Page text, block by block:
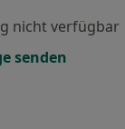
nicht verfügbar
senden